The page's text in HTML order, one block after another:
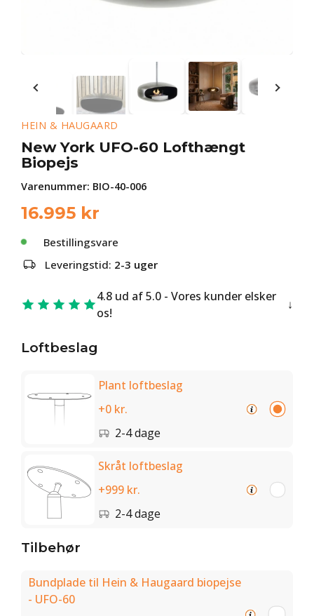
HEIN & HAUGAARD
New York UFO-60 Lofthængt
Biopejs
Varenummer: BIO-40-006
16.995 kr
Bestillingsvare
Leveringstid: 2-3 uger
4.8 ud af 5.0 - Vores kunder elsker
os!
Loftbeslag
Plant loftbeslag
+0 kr.
2-4 dage
Skråt loftbeslag
+999 kr.
2-4 dage
Tilbehør
Bundplade til Hein & Haugaard biopejse
- UFO-60